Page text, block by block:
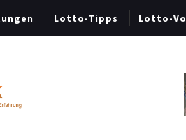
Lotto-Tipps Lotto-